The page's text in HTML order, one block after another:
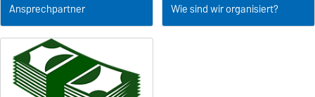
Ansprechpartner Wie sind wir organisiert?